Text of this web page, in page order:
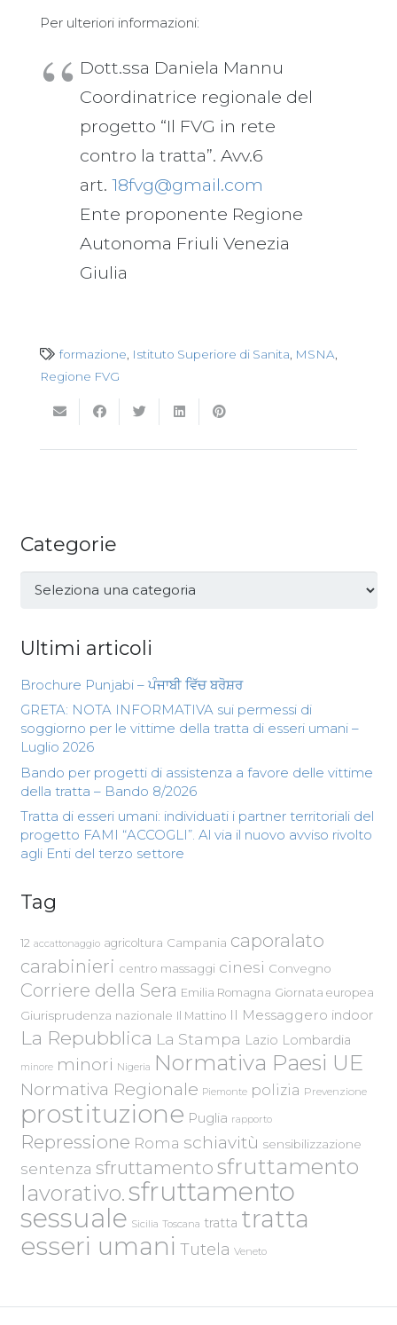
Per ulteriori informazioni:
Dott.ssa Daniela Mannu
Coordinatrice regionale del
progetto “Il FVG in rete
contro la tratta”. Avv.6
art. 18fvg@gmail.com
Ente proponente Regione
Autonoma Friuli Venezia
Giulia
formazione Istituto Superiore di Sanita MSNA
Regione FVG
Categorie
Categorie
Ultimi articoli
Brochure Punjabi – ਪੰਜਾਬੀ ਵਿੱਚ ਬਰੋਸ਼ਰ
GRETA: NOTA INFORMATIVA sui permessi di
soggiorno per le vittime della tratta di esseri umani –
Luglio 2026
Bando per progetti di assistenza a favore delle vittime
della tratta – Bando 8/2026
Tratta di esseri umani: individuati i partner territoriali del
progetto FAMI “ACCOGLI”. Al via il nuovo avviso rivolto
agli Enti del terzo settore
Tag
12 accattonaggio agricoltura Campania caporalato
carabinieri centro massaggi cinesi Convegno
Corriere della Sera Emilia Romagna Giornata europea
Giurisprudenza nazionale Il Mattino Il Messaggero indoor
La Repubblica La Stampa Lazio Lombardia
minore minori Nigeria Normativa Paesi UE
Normativa Regionale Piemonte polizia Prevenzione
prostituzione Puglia rapporto
Repressione Roma schiavitù sensibilizzazione
sentenza sfruttamento sfruttamento
lavorativo.sfruttamento
sessuale Sicilia Toscana tratta tratta
esseri umani Tutela Veneto